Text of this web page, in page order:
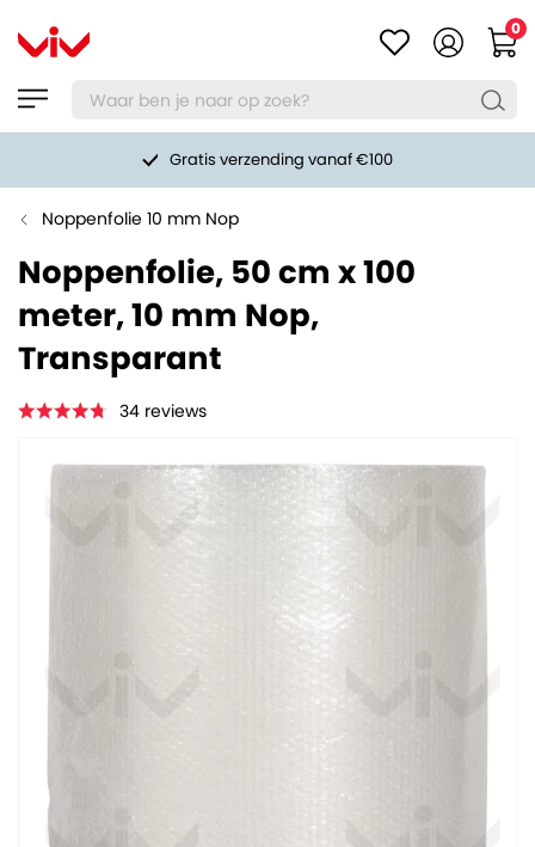
0
Gratis verzending vanaf €100
Noppenfolie 10 mm Nop
Noppenfolie, 50 cm x 100
meter, 10 mm Nop,
Transparant
34 reviews